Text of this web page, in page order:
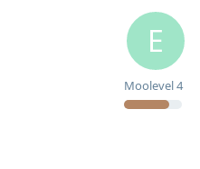
E
Moolevel4